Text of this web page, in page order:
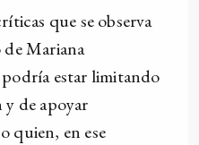
que se observa
de Mariana
estar limitando
de apoyar
quien, en ese